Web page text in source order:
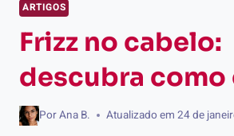
ARTIGOS
Frizz no cabelo:
descubra como
PorAna B. Atualizado em 24 de